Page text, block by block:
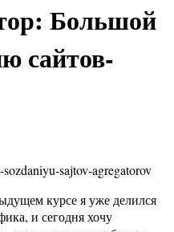
Большой
сайтов-
курсе я уже делился
и сегодня хочу